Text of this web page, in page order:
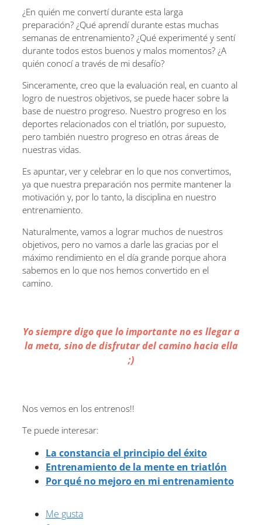
¿En quién me convertí durante esta larga
preparación? ¿Qué aprendí durante estas muchas
semanas de entrenamiento? ¿Qué experimenté y sentí
durante todos estos buenos y malos momentos? ¿A
quién conocí a través de mi desafío?
Sinceramente, creo que la evaluación real, en cuanto al
logro de nuestros objetivos, se puede hacer sobre la
base de nuestro progreso. Nuestro progreso en los
deportes relacionados con el triatlón, por supuesto,
pero también nuestro progreso en otras áreas de
nuestras vidas.
Es apuntar, ver y celebrar en lo que nos convertimos,
ya que nuestra preparación nos permite mantener la
motivación y, por lo tanto, la disciplina en nuestro
entrenamiento.
Naturalmente, vamos a lograr muchos de nuestros
objetivos, pero no vamos a darle las gracias por el
máximo rendimiento en el día grande porque ahora
sabemos en lo que nos hemos convertido en el
camino.
Yo siempre digo que lo importante no es llegar a
la meta, sino de disfrutar del camino hacia ella
;)
Nos vemos en los entrenos!!
Te puede interesar:
La constancia el principio del éxito
Entrenamiento de la mente en triatlón
Por qué no mejoro en mi entrenamiento
Me gusta